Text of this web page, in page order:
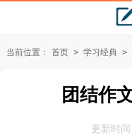
当前位置： 首页 > 学习经典 >
团结作
更新时间